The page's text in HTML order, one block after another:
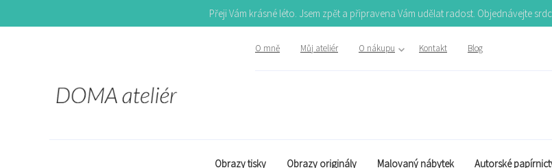
Přeji Vám krásné léto. Jsem zpět a připravena Vám udělat radost. Objednávejte
O mně Můj ateliér O nákupu Kontakt Blog
Obrazy tisky Obrazy originály Malovaný nábytek Autorské